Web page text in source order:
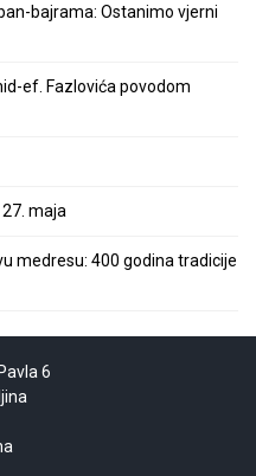
bajrama: Ostanimo vjerni
ef. Fazlovića povodom
maja
medresu: 400 godina tradicije
6